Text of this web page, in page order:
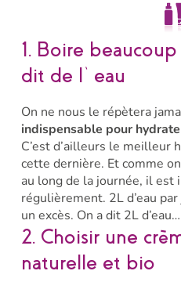
1. Boire
dit de l’eau
On ne nous le répètera
indispensable pour
C’est d’ailleurs le meilleur
cette dernière. Et comme
au long de la journée, il
régulièrement. 2L d’eau
un excès. On a dit 2L d’eau…
2. Choisir une
naturelle et bio